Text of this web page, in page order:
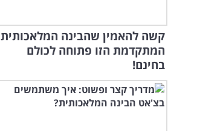
קשה להאמין שהבינה המלאכותית
המתקדמת הזו פתוחה לכולם
בחינם!